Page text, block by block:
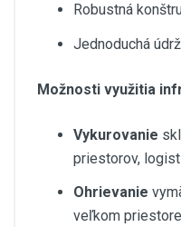
Robustná
Jednoduchá
Možnosti využitia
Vykurovanie
priestorov,
Ohrievanie
veľkom priestore